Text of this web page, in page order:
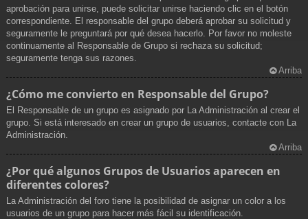
aprobación para unirse, puede solicitar unirse haciendo clic en el botón
correspondiente. El responsable del grupo deberá aprobar su solicitud y
seguramente le preguntará por qué desea hacerlo. Por favor no moleste
continuamente al Responsable de Grupo si rechaza su solicitud;
seguramente tenga sus razones.
Arriba
¿Cómo me convierto en Responsable del Grupo?
El Responsable de un grupo es asignado por La Administración al crear el
grupo. Si está interesado en crear un grupo de usuarios, contacte con La
Administración.
Arriba
¿Por qué algunos Grupos de Usuarios aparecen en
diferentes colores?
La Administración del foro tiene la posibilidad de asignar un color a los
usuarios de un grupo para hacer más fácil su identificación.